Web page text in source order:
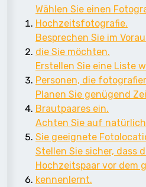
Wählen Sie einen
Hochzeitsfotografie.
Besprechen Sie im
die Sie möchten.
Erstellen Sie eine Liste
Personen, die
Planen Sie genügend
Brautpaares ein.
Achten Sie auf
Sie geeignete
Stellen Sie sicher, dass
Hochzeitspaar vor dem
kennenlernt.